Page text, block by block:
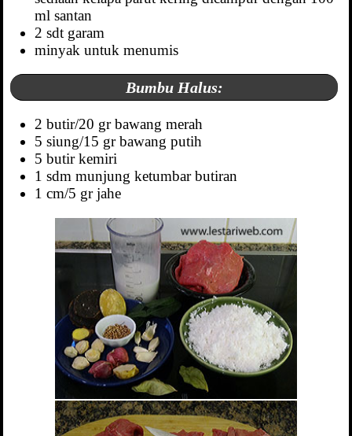
ml santan
2 sdt garam
minyak untuk menumis
Bumbu Halus:
2 butir/20 gr bawang merah
5 siung/15 gr bawang putih
5 butir kemiri
1 sdm munjung ketumbar butiran
1 cm/5 gr jahe